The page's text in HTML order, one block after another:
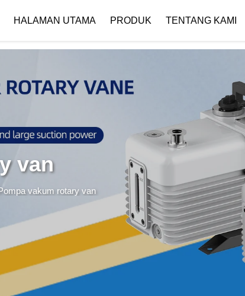
i++) { if (!images[i].getAttribute('alt')) { images[i].setAttribute('alt', ''); } }
HALAMAN UTAMA PRODUK TENTANG KAMI
van
vakum rotary van